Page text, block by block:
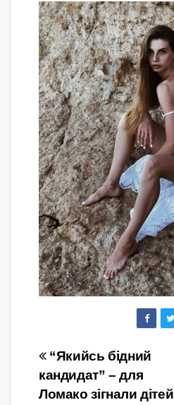
Навігація
записів
“Якийсь бідний
кандидат” – для
Ломако зігнали дітей